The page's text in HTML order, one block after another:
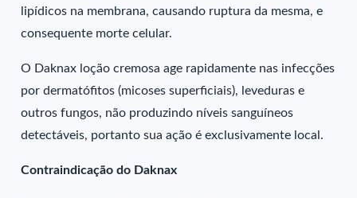
lipídicos na membrana, causando ruptura da mesma, e
consequente morte celular.
O Daknax loção cremosa age rapidamente nas infecções
por dermatófitos (micoses superficiais), leveduras e
outros fungos, não produzindo níveis sanguíneos
detectáveis, portanto sua ação é exclusivamente local.
Contraindicação do Daknax